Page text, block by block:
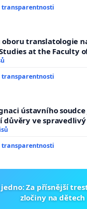
transparentnosti
translatologie
at the Faculty
transparentnosti
ústavního soudce
důvěry ve spravedlivý
transparentnosti
Za přísnější
zločiny na dětech